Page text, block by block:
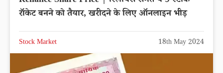
रॉकेट बनने को तैयार, खरीदने के लिए ऑनलाइन भीड़
Stock Market 18th May 2024